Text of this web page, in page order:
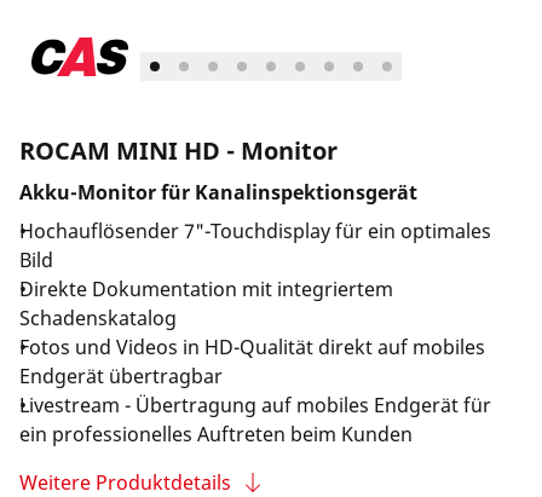
ROCAM MINI HD - Monitor
Akku-Monitor für Kanalinspektionsgerät
Hochauflösender 7"-Touchdisplay für ein optimales
Bild
Direkte Dokumentation mit integriertem
Schadenskatalog
Fotos und Videos in HD-Qualität direkt auf mobiles
Endgerät übertragbar
Livestream - Übertragung auf mobiles Endgerät für
ein professionelles Auftreten beim Kunden
Weitere Produktdetails